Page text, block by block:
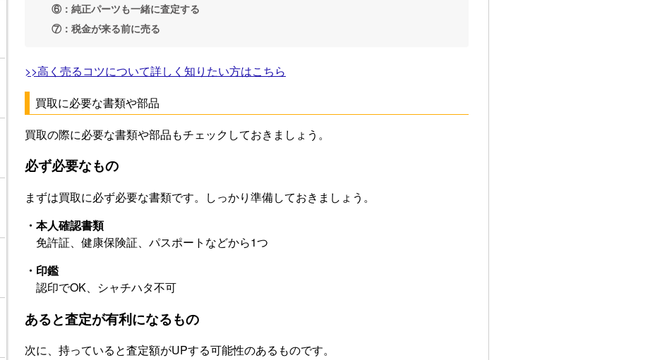
⑥：純正パーツも一緒に査定する
⑦：税金が来る前に売る
>>高く売るコツについて詳しく知りたい方はこちら
買取に必要な書類や部品
買取の際に必要な書類や部品もチェックしておきましょう。
必ず必要なもの
まずは買取に必ず必要な書類です。しっかり準備しておきましょう。
・本人確認書類
免許証、健康保険証、パスポートなどから1つ
・印鑑
認印でOK、シャチハタ不可
あると査定が有利になるもの
次に、持っていると査定額がUPする可能性のあるものです。